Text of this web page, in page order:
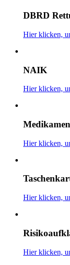
DBRD
Hier klicken,
NAIK
Hier klicken,
Hier klicken,
Hier klicken,
Hier klicken,